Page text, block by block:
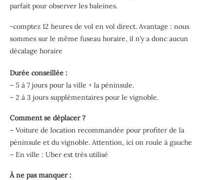
parfait pour observer les baleines.
-comptez 12 heures de vol en vol direct. Avantage : nous
sommes sur le même fuseau horaire, il n’y a donc aucun
décalage horaire
Durée conseillée :
– 5 à 7 jours pour la ville + la péninsule.
– 2 à 3 jours supplémentaires pour le vignoble.
Comment se déplacer ?
– Voiture de location recommandée pour profiter de la
péninsule et du vignoble. Attention, ici on roule à gauche
– En ville : Uber est très utilisé
À ne pas manquer :